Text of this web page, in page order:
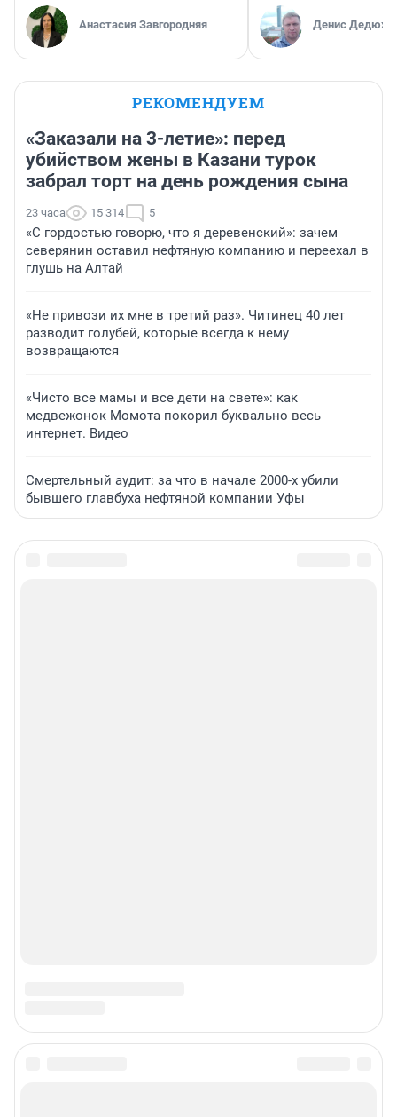
Анастасия Завгородняя Денис
РЕКОМЕНДУЕМ
«Заказали на 3-летие»: перед
убийством жены в Казани турок
забрал торт на день рождения сына
23 часа 15 314 5
«С гордостью говорю, что я деревенский»: зачем
северянин оставил нефтяную компанию и переехал в
глушь на Алтай
«Не привози их мне в третий раз». Читинец 40 лет
разводит голубей, которые всегда к нему
возвращаются
«Чисто все мамы и все дети на свете»: как
медвежонок Момота покорил буквально весь
интернет. Видео
Смертельный аудит: за что в начале 2000-х убили
бывшего главбуха нефтяной компании Уфы